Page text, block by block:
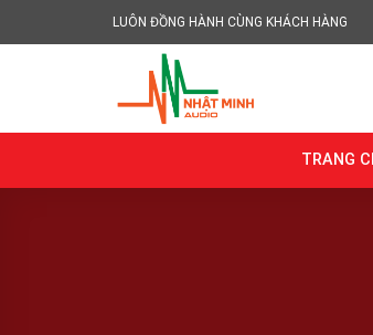
to
LUÔN ĐỒNG HÀNH CÙNG KHÁCH HÀNG
TRANG